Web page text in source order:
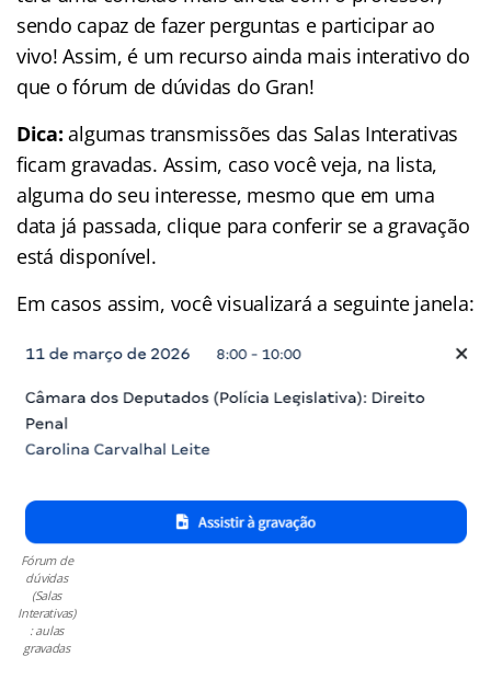
sendo capaz de fazer perguntas e participar ao
vivo! Assim, é um recurso ainda mais interativo do
que o fórum de dúvidas do Gran!
Dica:algumas transmissões das Salas Interativas
ficam gravadas. Assim, caso você veja, na lista,
alguma do seu interesse, mesmo que em uma
data já passada, clique para conferir se a gravação
está disponível.
Em casos assim, você visualizará a seguinte janela:
Fórum de
dúvidas
(Salas
Interativas)
: aulas
gravadas